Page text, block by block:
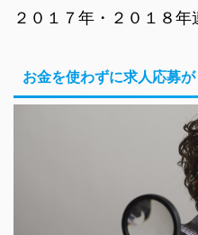
２０１７年・２０１８年
お金を使わずに求人応募